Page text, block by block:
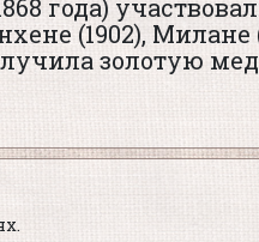
года)
(1902), Милане
золотую